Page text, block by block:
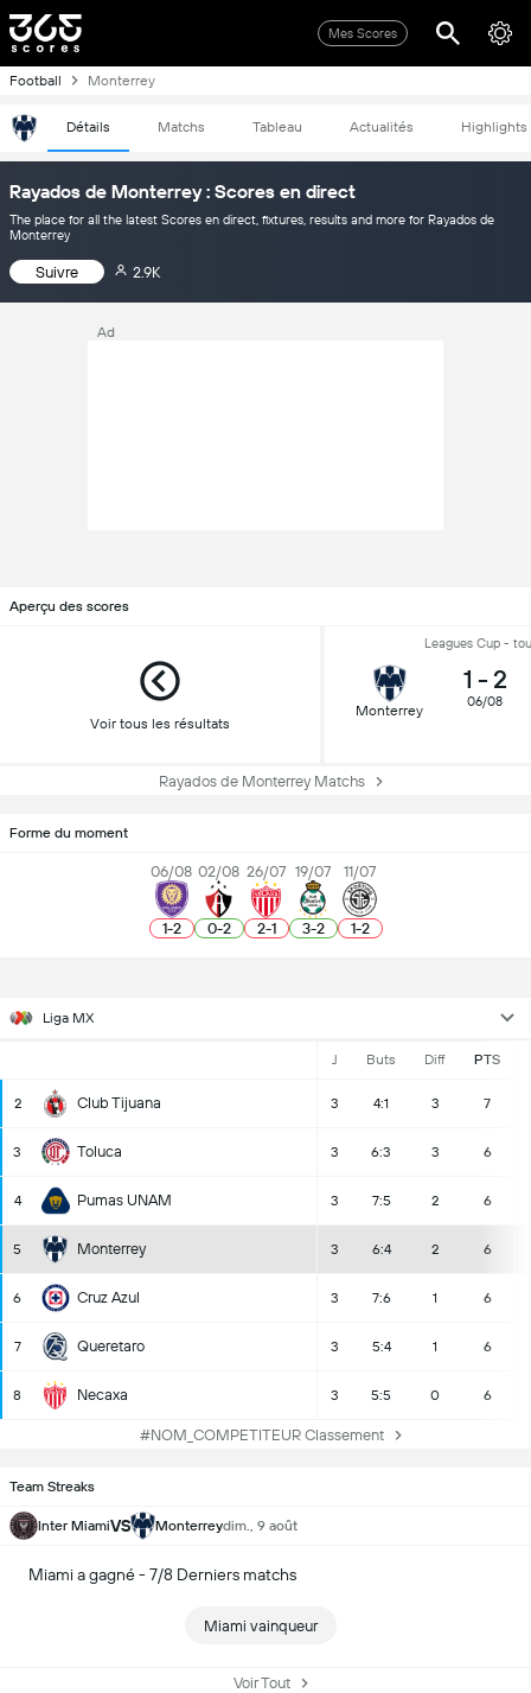
Mes Scores
Football Monterrey
Détails Matchs Tableau Actualités Highlights
Rayados de Monterrey : Scores en direct
The place for all the latest Scores en direct, fixtures, results and more for Rayados de
Monterrey
Suivre 2.9K
Ad
Aperçu des scores
Voir tous les résultats
Leagues Cup -
Monterrey
1 - 2
06/08
Rayados de Monterrey Matchs
Forme du moment
06/08
1-2
02/08
0-2
26/07
2-1
19/07
3-2
11/07
1-2
Liga MX
J Buts Diff PTS
2 Club Tijuana 3 4:1 3 7
3 Toluca 3 6:3 3 6
4 Pumas UNAM 3 7:5 2 6
5 Monterrey 3 6:4 2 6
6 Cruz Azul 3 7:6 1 6
7 Queretaro 3 5:4 1 6
8 Necaxa 3 5:5 0 6
#NOM_COMPETITEUR Classement
Team Streaks
Inter MiamiVS Monterreydim., 9 août
Miami a gagné - 7/8 Derniers matchs
Miami vainqueur
Voir Tout